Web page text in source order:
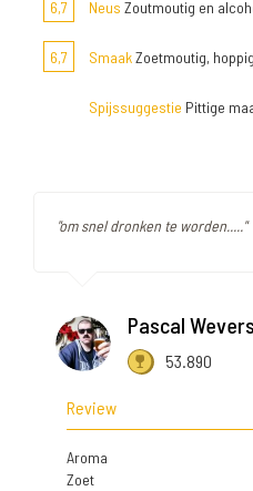
6,7 Neus Zoutmoutig en
6,7 SmaakZoetmoutig,
Spijssuggestie Pittige
"om snel dronken te worden....."
Pascal Wevers
53.890
Review
Aroma
Zoet